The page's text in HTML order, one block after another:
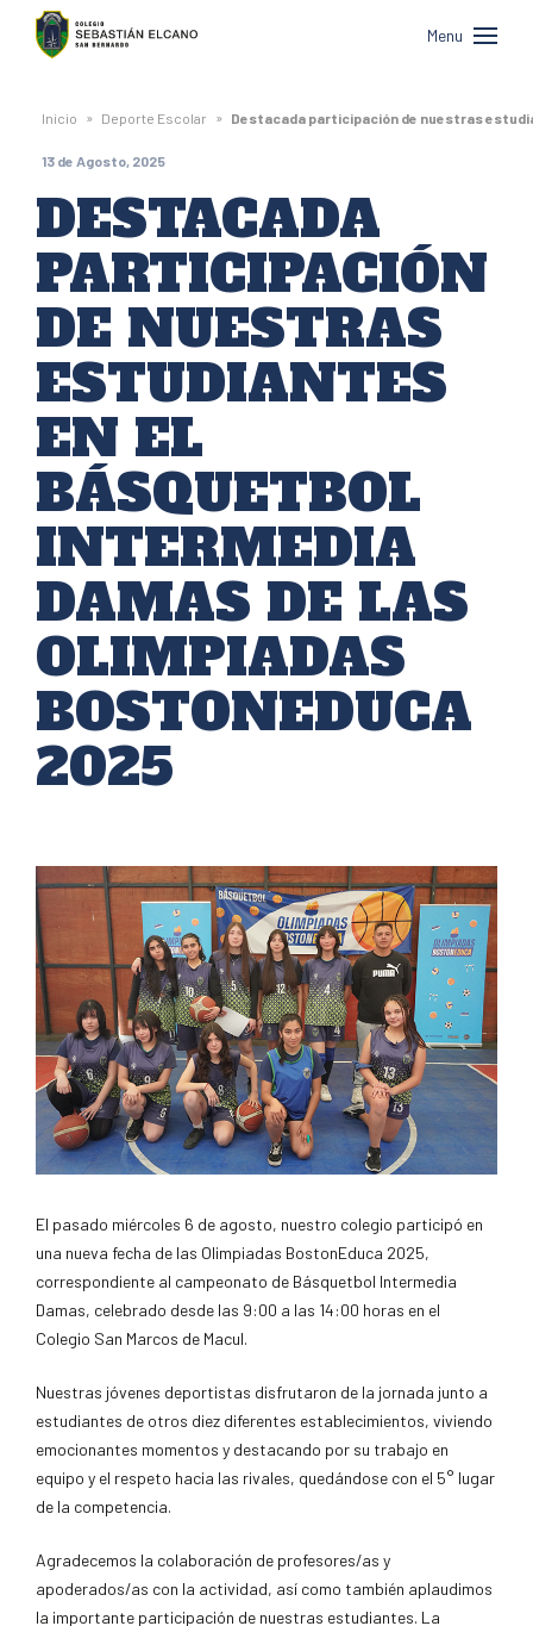
Colegio
Sebastián
Elcano
de
San
Bernardo
Menu
Inicio » Deporte Escolar » Destacada participación de nuestras
13 de Agosto, 2025
DESTACADA
PARTICIPACIÓN
DE NUESTRAS
ESTUDIANTES
EN EL
BÁSQUETBOL
INTERMEDIA
DAMAS DE LAS
OLIMPIADAS
BOSTONEDUCA
2025
El pasado miércoles 6 de agosto, nuestro colegio participó en
una nueva fecha de las Olimpiadas BostonEduca 2025,
correspondiente al campeonato de Básquetbol Intermedia
Damas, celebrado desde las 9:00 a las 14:00 horas en el
Colegio San Marcos de Macul.
Nuestras jóvenes deportistas disfrutaron de la jornada junto a
estudiantes de otros diez diferentes establecimientos, viviendo
emocionantes momentos y destacando por su trabajo en
equipo y el respeto hacia las rivales, quedándose con el 5° lugar
de la competencia.
Agradecemos la colaboración de profesores/as y
apoderados/as con la actividad, así como también aplaudimos
la importante participación de nuestras estudiantes. La